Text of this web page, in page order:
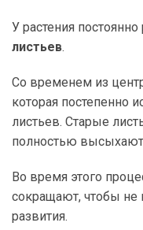
У растения постоянно
листьев.
Со временем из
которая постепенно
листьев. Старые
полностью
Во время этого
сокращают, чтобы не
развития.